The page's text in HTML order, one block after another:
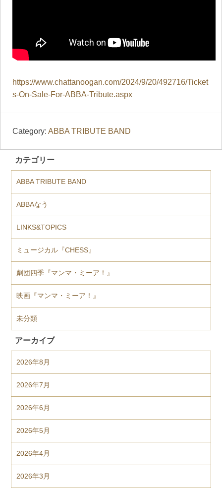
https://www.chattanoogan.com/2024/9/20/492716/Ticket
s-On-Sale-For-ABBA-Tribute.aspx
Category: ABBA TRIBUTE BAND
カテゴリー
ABBA TRIBUTE BAND
ABBAなう
LINKS&TOPICS
ミュージカル『CHESS』
劇団四季『マンマ・ミーア！』
映画『マンマ・ミーア！』
未分類
アーカイブ
2026年8月
2026年7月
2026年6月
2026年5月
2026年4月
2026年3月